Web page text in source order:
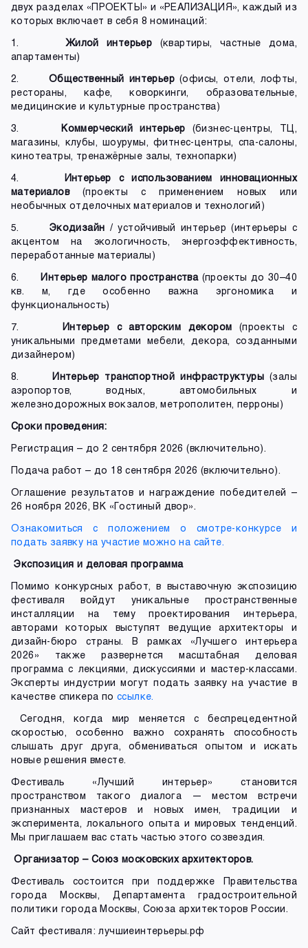
двух разделах «ПРОЕКТЫ» и «РЕАЛИЗАЦИЯ», каждый из
которых включает в себя 8 номинаций:
1.
Жилой интерьер (квартиры, частные дома,
апартаменты)
2.
Общественный интерьер(офисы, отели, лофты,
рестораны, кафе, коворкинги, образовательные,
медицинские и культурные пространства)
3. Коммерческий интерьер (бизнес-центры, ТЦ,
магазины, клубы, шоурумы, фитнес-центры, спа-салоны,
кинотеатры, тренажёрные залы, технопарки)
4.
Интерьер с использованием инновационных
материалов(проекты с применением новых или
необычных отделочных материалов и технологий)
5. Экодизайн / устойчивый интерьер (интерьеры с
акцентом на экологичность, энергоэффективность,
переработанные материалы)
6. Интерьер малого пространства (проекты до 30–40
кв. м, где особенно важна эргономика и
функциональность)
7. Интерьер с авторским декором (проекты с
уникальными предметами мебели, декора, созданными
дизайнером)
8. Интерьер транспортной инфраструктуры(залы
аэропортов, водных, автомобильных и
железнодорожных вокзалов, метрополитен, перроны)
Сроки проведения:
Регистрация – до 2 сентября 2026 (включительно).
Подача работ – до 18 сентября 2026 (включительно).
Оглашение результатов и награждение победителей –
26 ноября 2026, ВК «Гостиный двор».
Ознакомиться с положением о смотре-конкурсе и
подать заявку на участие можно на сайте.
Экспозиция и деловая программа
Помимо конкурсных работ, в выставочную экспозицию
фестиваля войдут уникальные пространственные
инсталляции на тему проектирования интерьера,
авторами которых выступят ведущие архитекторы и
дизайн-бюро страны. В рамках «Лучшего интерьера
2026» также развернется масштабная деловая
программа с лекциями, дискуссиями и мастер-классами.
Эксперты индустрии могут подать заявку на участие в
качестве спикера по ссылке.
Сегодня, когда мир меняется с беспрецедентной
скоростью, особенно важно сохранять способность
слышать друг друга, обмениваться опытом и искать
новые решения вместе.
Фестиваль «Лучший интерьер» становится
пространством такого диалога — местом встречи
признанных мастеров и новых имен, традиции и
эксперимента, локального опыта и мировых тенденций.
Мы приглашаем вас стать частью этого созвездия.
Организатор – Союз московских архитекторов.
Фестиваль состоится при поддержке Правительства
города Москвы, Департамента градостроительной
политики города Москвы, Союза архитекторов России.
Сайт фестиваля: лучшиеинтерьеры.рф